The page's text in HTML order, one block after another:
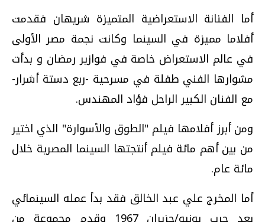
أما الفنانة الاستعراضية المتميزة شريهان فقدمت
أفلاما مميزة في السينما وكانت نجمة مصر الأولى
في عالم الاستعراض خاصة في فوازير رمضان و بدأت
مشوارها الفني طفلة في مسرحية -ربع دستة أشرار-
مع الفنان الكبير الراحل فؤاد المهندس.
ومن أبرز أفلامها فيلم "الطوق والأسوارة" الذي اختير
من بين أهم مائة فيلم أنتجتها السينما المصرية خلال
مائة عام.
أما المخرج علي عبد الخالق فقد بدأ عمله السينمائي